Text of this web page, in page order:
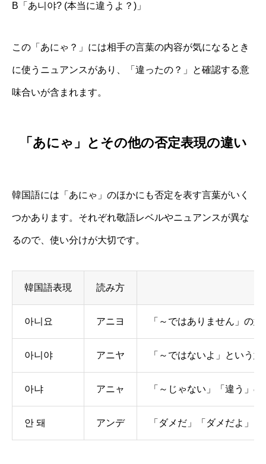
B「あ니야? (本当に違うよ？)」
この「あにゃ？」には相手の言葉の内容が気になるとき
に使うニュアンスがあり、「違ったの？」と確認する意
味合いが含まれます。
「あにゃ」とその他の否定表現の違い
韓国語には「あにゃ」のほかにも否定を表す言葉がいく
つかあります。それぞれ敬語レベルやニュアンスが異な
るので、使い分けが大切です。
韓国語表現 読み方
아니요 アニヨ 「～ではありません」の
아니야 アニヤ 「～ではないよ」という
아냐 アニャ 「～じゃない」「違う」
안 돼 アンデ 「ダメだ」「ダメだよ」